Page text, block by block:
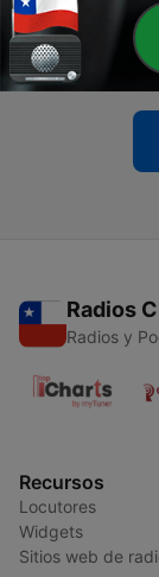
1321 - Apito
fica perto
02 abr. 2024
Radios
Radios y
Recursos
Locutores
Widgets
Sitios web de